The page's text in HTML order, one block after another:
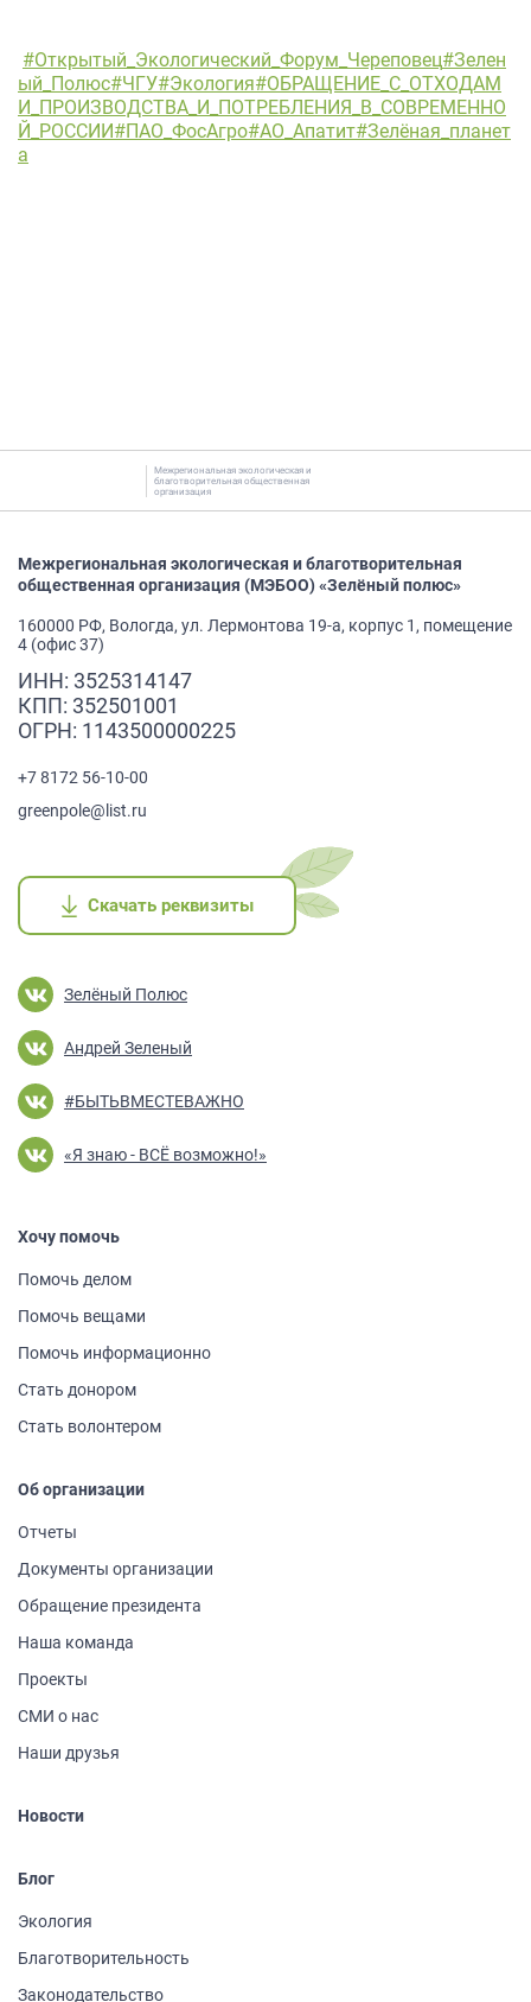
#Открытый_Экологический_Форум_Череповец#Зелен
ый_Полюс#ЧГУ#Экология#ОБРАЩЕНИЕ_С_ОТХОДАМ
И_ПРОИЗВОДСТВА_И_ПОТРЕБЛЕНИЯ_В_СОВРЕМЕННО
Й_РОССИИ#ПАО_ФосАгро#АО_Апатит#Зелёная_планет
а
Межрегиональная экологическая и
благотворительная общественная
организация
Зелёный Полюс
Андрей Зеленый
#БЫТЬВМЕСТЕВАЖНО
«Я знаю - ВСЁ возможно!»
Хочу помочь
Помочь делом
Помочь вещами
Помочь информа­ционно
Стать донором
Стать волонтером
Об организации
Отчеты
Документы организации
Обращение президента
Наша команда
Проекты
СМИ о нас
Наши друзья
Новости
Блог
Экология
Благотворительность
Законодательство
Межрегиональная экологическая и благотворительная
общественная организация (МЭБОО) «Зелёный полюс»
160000 РФ, Вологда, ул. Лермонтова 19-а, корпус 1, помещение
4 (офис 37)
ИНН: 3525314147
КПП: 352501001
ОГРН: 1143500000225
+7 8172 56-10-00
greenpole@list.ru
Скачать реквизиты
Скачать реквизиты
Скачать реквизиты
Скачать реквизиты
Скачать реквизиты